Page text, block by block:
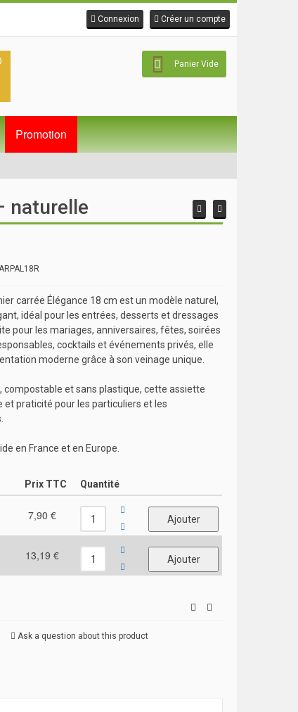
Connexion Créer un compte
Panier Vide
Promotion
naturelle
carrée Élégance 18 cm est un modèle naturel,
idéal pour les entrées, desserts et dressages
pour les mariages, anniversaires, fêtes, soirées
cocktails et événements privés, elle
moderne grâce à son veinage unique.
compostable et sans plastique, cette assiette
et praticité pour les particuliers et les
en France et en Europe.
Prix TTC Quantité
7,90 €
13,19 €
Ask a question about this product